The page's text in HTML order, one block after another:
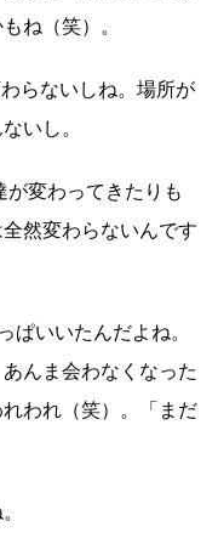
ね（笑）。
らないしね。場所が
いし。
変わってきたりも
然変わらないんです
ぱいいたんだよね。
んま会わなくなった
われ（笑）。「まだ